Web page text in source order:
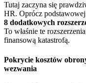
Tutaj zaczyna się
HR. Oprócz
8 dodatkowych
To właśnie te
finansową katastrofą.
Pokrycie kosztów
wezwania